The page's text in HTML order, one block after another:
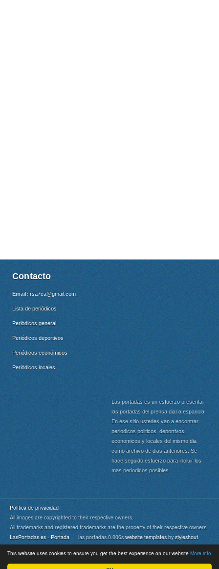
This website uses cookies to ensure you get the best experience on our website More info
Contacto
Email: rsa7ca@gmail.com
Lista de periódicos
Periódicos general
Periódicos deportivos
Periódicos económicos
Periódicos locales
Las portadas es un esfuerzo presentar
las portadas del prensa diaria espanola.
En ese sitio ustedes van a encontrar
periodicos politicos, deportivos,
economicos y locales del mismo dia
como archivo de dias anteriores. Se
hace seguido esfuerzo para incluir los
mas periodicos posibles.
Política de privacidad
All images are copyrighted to their respective owners.
All trademarks and registered trademarks are the property of their respective owners.
LasPortadas.es - Portada las portadas 0.006s website templates bystyleshout